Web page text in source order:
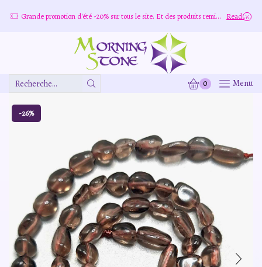
Grande promotion d'été -20% sur tous le site. Et des produits remisé indépendamment Read more
Zone
0 Menu
-26%